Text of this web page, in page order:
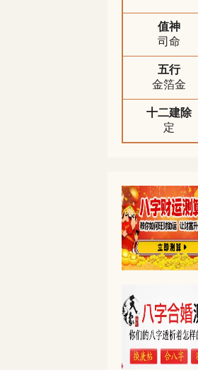
值神
司命
五行
金箔金
十二建除
定